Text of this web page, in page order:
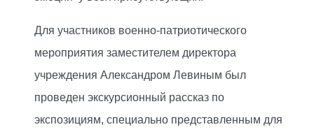
Для участников военно-патриотического
мероприятия заместителем директора
учреждения Александром Левиным был
проведен экскурсионный рассказ по
экспозициям, специально представленным для